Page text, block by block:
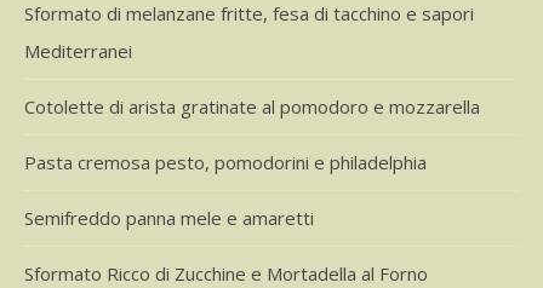
Sformato di melanzane fritte, fesa di tacchino e sapori
Mediterranei
Cotolette di arista gratinate al pomodoro e mozzarella
Pasta cremosa pesto, pomodorini e philadelphia
Semifreddo panna mele e amaretti
Sformato Ricco di Zucchine e Mortadella al Forno